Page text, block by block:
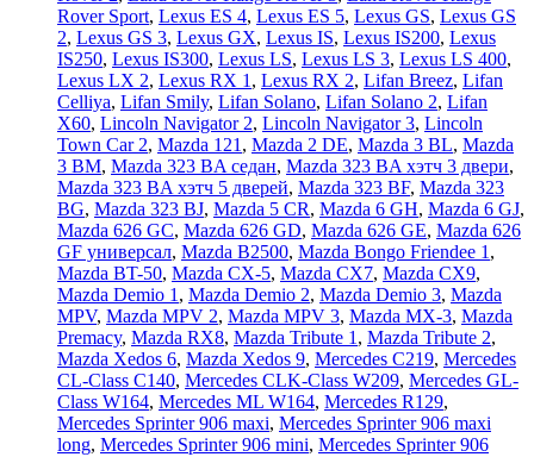
Rover Sport, Lexus ES 4, Lexus ES 5, Lexus GS, Lexus GS
2, Lexus GS 3, Lexus GX, Lexus IS, Lexus IS200, Lexus
IS250, Lexus IS300, Lexus LS, Lexus LS 3, Lexus LS 400,
Lexus LX 2, Lexus RX 1 , Lexus RX 2, Lifan Breez, Lifan
Celliya, Lifan Smily, Lifan Solano, Lifan Solano 2, Lifan
X60, Lincoln Navigator 2, Lincoln Navigator 3, Lincoln
Town Car 2, Mazda 121 , Mazda 2 DE, Mazda 3 BL, Mazda
3 BM, Mazda 323 BA седан, Mazda 323 BA хэтч 3 двери,
Mazda 323 BA хэтч 5 дверей, Mazda 323 BF, Mazda 323
BG, Mazda 323 BJ, Mazda 5 CR, Mazda 6 GH, Mazda 6 GJ,
Mazda 626 GC, Mazda 626 GD, Mazda 626 GE, Mazda 626
GF универсал, Mazda B2500, Mazda Bongo Friendee 1 ,
Mazda BT-50, Mazda CX-5, Mazda CX7, Mazda CX9,
Mazda Demio 1 , Mazda Demio 2, Mazda Demio 3, Mazda
MPV, Mazda MPV 2, Mazda MPV 3, Mazda MX-3, Mazda
Premacy, Mazda RX8, Mazda Tribute 1 , Mazda Tribute 2,
Mazda Xedos 6, Mazda Xedos 9, Mercedes C219, Mercedes
CL-Class C140, Mercedes CLK-Class W209, Mercedes GL-
Class W164, Mercedes ML W164, Mercedes R129,
Mercedes Sprinter 906 maxi, Mercedes Sprinter 906 maxi
long, Mercedes Sprinter 906 mini, Mercedes Sprinter 906